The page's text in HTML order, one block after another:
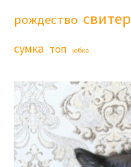
рождество свитер
сумка топ юбка